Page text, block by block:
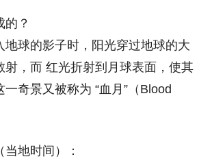
的？
地球的影子时，阳光穿过地球的大
射，而 红光折射到月球表面，使其
奇景又被称为 “血月”（Blood
地时间）：